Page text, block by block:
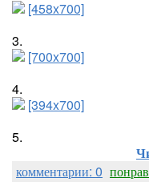
[458x700]
3.
[700x700]
4.
[394x700]
5.
комментарии: 0